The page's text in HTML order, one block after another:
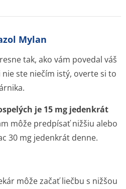
Mylan
tak, ako vám povedal váš
ste niečím istý, overte si to
je 15 mg jedenkrát
môže predpísať nižšiu alebo
30 mg jedenkrát denne.
môže začať liečbu s nižšou